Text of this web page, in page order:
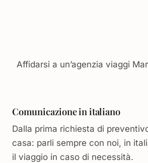
Affidarsi a un’agenzia viaggi
Comunicazione in italiano
Dalla prima richiesta di
casa: parli sempre con noi, in
il viaggio in caso di necessità.